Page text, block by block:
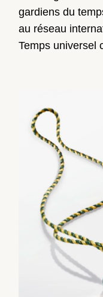
gardiens du
au réseau
Temps universel